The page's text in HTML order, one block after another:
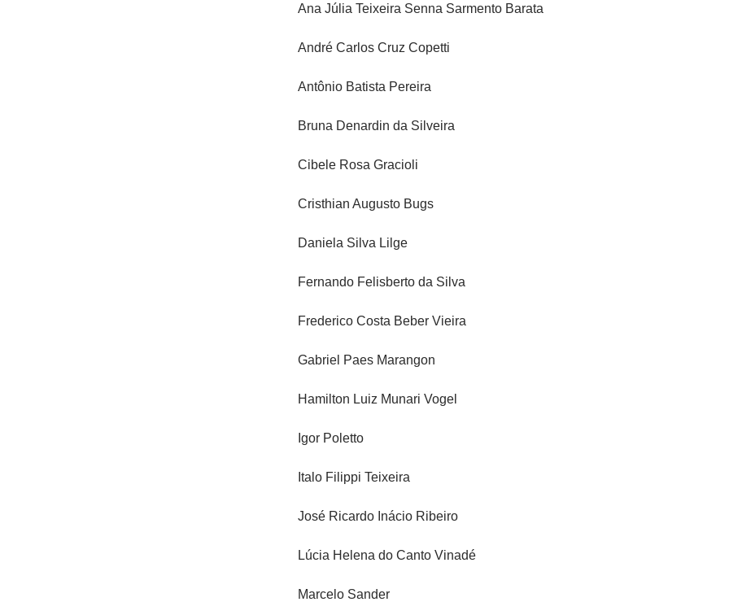
Ana Júlia Teixeira Senna Sarmento Barata
André Carlos Cruz Copetti
Antônio Batista Pereira
Bruna Denardin da Silveira
Cibele Rosa Gracioli
Cristhian Augusto Bugs
Daniela Silva Lilge
Fernando Felisberto da Silva
Frederico Costa Beber Vieira
Gabriel Paes Marangon
Hamilton Luiz Munari Vogel
Igor Poletto
Italo Filippi Teixeira
José Ricardo Inácio Ribeiro
Lúcia Helena do Canto Vinadé
Marcelo Sander